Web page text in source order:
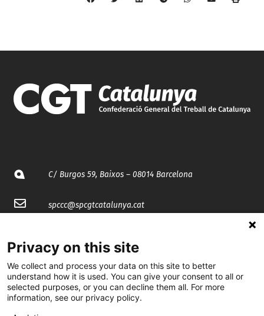
C/ Burgos 59, Baixos – 08014 Barcelona
spccc@spcgtcatalunya.cat
@CGTCatalunya
cgtcatalunya
Privacy on this site
We collect and process your data on this site to better
understand how it is used. You can give your consent to all or
selected purposes, or you can decline them all. For more
information, see our privacy policy.